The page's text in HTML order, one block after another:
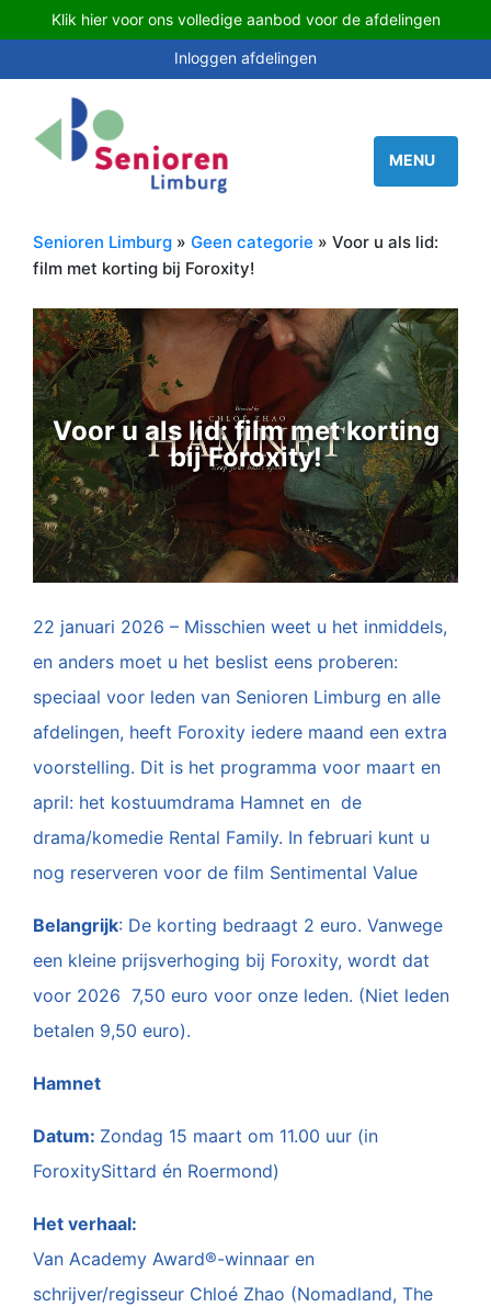
Klik hier voor ons volledige aanbod voor de afdelingen
Inloggen afdelingen
Senioren Limburg » Geen categorie » Voor u als lid:
film met korting bij Foroxity!
Voor u als lid: film met korting
bij Foroxity!
22 januari 2026 – Misschien weet u het inmiddels,
en anders moet u het beslist eens proberen:
speciaal voor leden van Senioren Limburg en alle
afdelingen, heeft Foroxity iedere maand een extra
voorstelling. Dit is het programma voor maart en
april: het kostuumdrama Hamnet en de
drama/komedie Rental Family. In februari kunt u
nog reserveren voor de film Sentimental Value
Belangrijk: De korting bedraagt 2 euro. Vanwege
een kleine prijsverhoging bij Foroxity, wordt dat
voor 2026 7,50 euro voor onze leden. (Niet leden
betalen 9,50 euro).
Hamnet
Datum: Zondag 15 maart om 11.00 uur (in
ForoxitySittard én Roermond)
Het verhaal:
Van Academy Award®-winnaar en
schrijver/regisseur Chloé Zhao (Nomadland, The